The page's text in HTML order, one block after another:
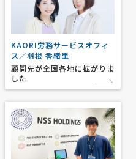
KAORI労務サービスオフィ
ス／羽根 香緒里
顧問先が全国各地に拡がりま
した